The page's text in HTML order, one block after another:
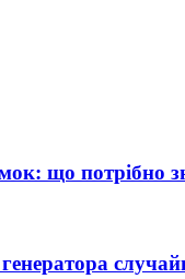
що потрібно